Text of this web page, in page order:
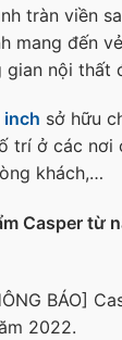
tràn viền
mang đến
gian nội thất
inch sở hữu
trí ở các nơi
khách,…
Casper từ
BÁO]
2022.